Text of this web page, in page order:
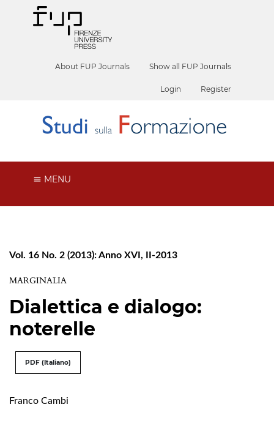
About FUP Journals Show all FUP Journals
Login Register
MENU
Vol. 16 No. 2 (2013): Anno XVI, II-2013
MARGINALIA
Dialettica e dialogo:
noterelle
PDF (Italiano)
Franco Cambi